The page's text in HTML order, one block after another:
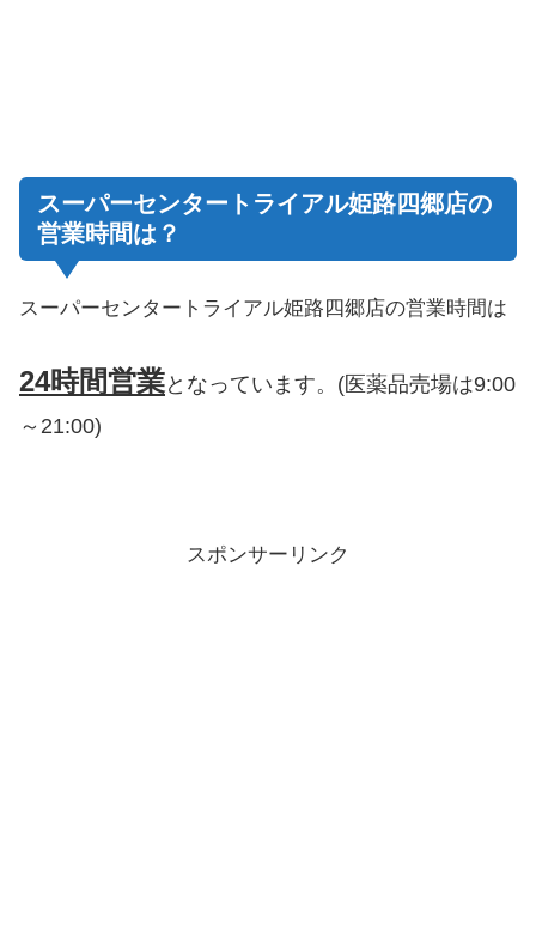
スーパーセンタートライアル姫路四郷店の
営業時間は？
スーパーセンタートライアル姫路四郷店の営業時間は
24時間営業となっています。(医薬品売場は9:00
～21:00)
スポンサーリンク